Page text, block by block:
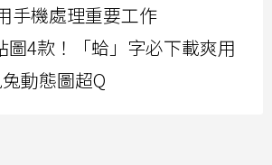
手機處理重要工作
圖4款！「蛤」字必下載爽用
動態圖超Q